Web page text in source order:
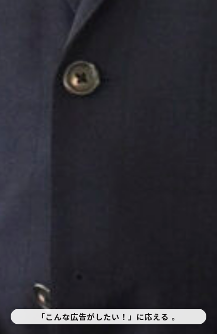
「こんな広告がしたい！」に応える 。